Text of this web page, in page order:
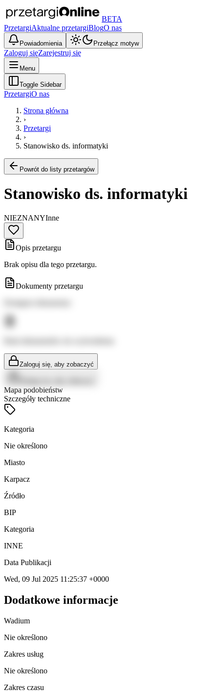
BETA
PrzetargiAktualne przetargiBlogO nas
Powiadomienia Przełącz motyw
Zaloguj sięZarejestruj się
Menu
Toggle Sidebar
PrzetargiO nas
Strona główna
›
Przetargi
›
Stanowisko ds. informatyki
Powrót do listy przetargów
Stanowisko ds. informatyki
NIEZNANYInne
Opis przetargu
Brak opisu dla tego przetargu.
Dokumenty przetargu
Zaloguj się, aby zobaczyć
Mapa podobieństw
Szczegóły techniczne
Kategoria
Nie określono
Miasto
Karpacz
Źródło
BIP
Kategoria
INNE
Data Publikacji
Wed, 09 Jul 2025 11:25:37 +0000
Dodatkowe informacje
Wadium
Nie określono
Zakres usług
Nie określono
Zakres czasu